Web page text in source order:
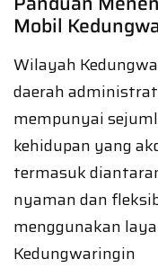
Mobil
Wilayah
daerah
mempunyai
kehidupan yang
termasuk
nyaman dan
menggunakan
Kedungwaringin